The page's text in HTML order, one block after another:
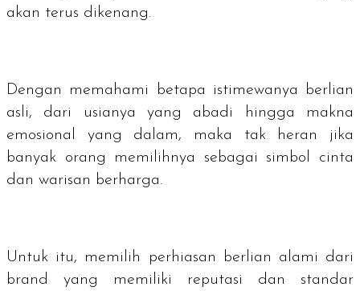
akan terus dikenang.
Dengan memahami betapa istimewanya berlian
asli, dari usianya yang abadi hingga makna
emosional yang dalam, maka tak heran jika
banyak orang memilihnya sebagai simbol cinta
dan warisan berharga.
Untuk itu, memilih perhiasan berlian alami dari
brand yang memiliki reputasi dan standar